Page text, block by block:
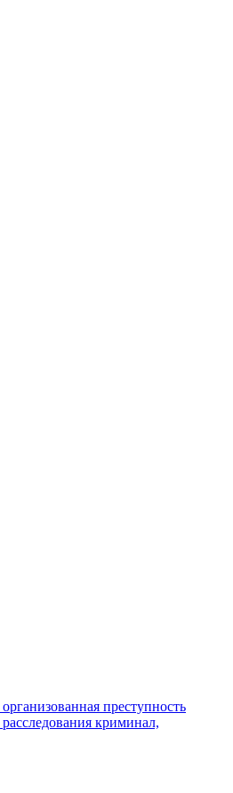
организованная преступность
расследования криминал,